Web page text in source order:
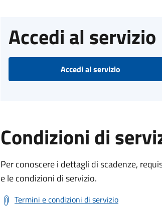
Accedi al servizio
Accedi al servizio
Condizioni di
Per conoscere i dettagli di scadenze,
e le condizioni di servizio.
Termini e condizioni di servizio